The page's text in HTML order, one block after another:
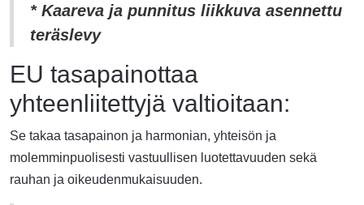
* Kaareva ja punnitus liikkuva asennettu
teräslevy
EU tasapainottaa
yhteenliitettyjä valtioitaan:
Se takaa tasapainon ja harmonian, yhteisön ja
molemminpuolisesti vastuullisen luotettavuuden sekä
rauhan ja oikeudenmukaisuuden.